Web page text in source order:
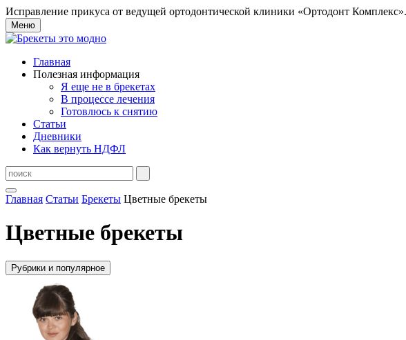
Исправление прикуса от ведущей ортодонтической клиники «Ортодонт
Меню
Главная
Полезная информация
Я еще не в брекетах
В процессе лечения
Готовлюсь к снятию
Статьи
Дневники
Как вернуть НДФЛ
Главная Статьи Брекеты Цветные брекеты
Цветные брекеты
Рубрики и популярное